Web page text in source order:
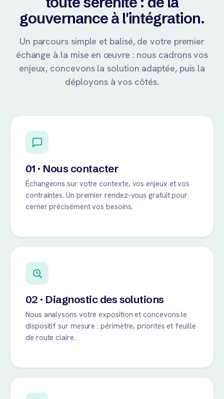
gouvernance à l'intégration.
Un parcours simple et balisé, de votre premier
échange à la mise en œuvre : nous cadrons vos
enjeux, concevons la solution adaptée, puis la
déployons à vos côtés.
01 · Nous contacter
Échangeons sur votre contexte, vos enjeux et vos
contraintes. Un premier rendez-vous gratuit pour
cerner précisément vos besoins.
02 · Diagnostic des solutions
Nous analysons votre exposition et concevons le
dispositif sur mesure : périmètre, priorités et feuille
de route claire.